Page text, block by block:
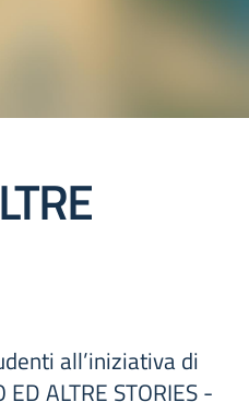
all’iniziativa di
ALTRE STORIES -